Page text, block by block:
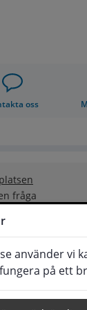
använder vi
på ett
oss
fråga